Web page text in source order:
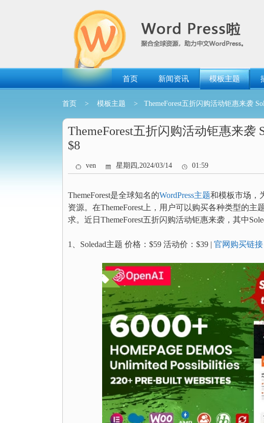
首页 新闻资讯 模板主题
首页 > 模板主题 > ThemeForest五折闪购活动钜惠来袭
ThemeForest五折闪购活动钜惠来袭
$8
ven 星期四,2024/03/14 01:59
ThemeForest是全球知名的WordPress主题和模板市场，
资源。在ThemeForest上，用户可以购买各种类型的
求。近日ThemeForest五折闪购活动钜惠来袭，其中
1、Soledad主题 价格：$59 活动价：$39 | 官网购买链接